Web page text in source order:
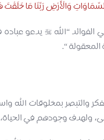
وَالْأَرْضِ رَبَّنَا مَا خَلَقْتَ
الفوائد “الله يدعو عباده
“.
والتبصر بمخلوقات الله
ولهدف وجودهم في